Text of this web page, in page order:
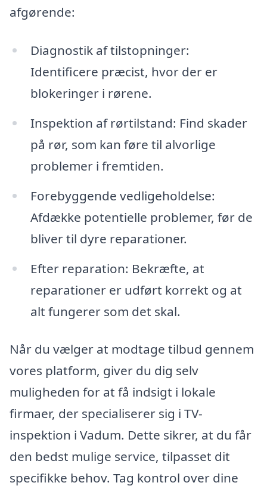
afgørende:
Diagnostik af tilstopninger:
Identificere præcist, hvor der er
blokeringer i rørene.
Inspektion af rørtilstand: Find skader
på rør, som kan føre til alvorlige
problemer i fremtiden.
Forebyggende vedligeholdelse:
Afdække potentielle problemer, før de
bliver til dyre reparationer.
Efter reparation: Bekræfte, at
reparationer er udført korrekt og at
alt fungerer som det skal.
Når du vælger at modtage tilbud gennem
vores platform, giver du dig selv
muligheden for at få indsigt i lokale
firmaer, der specialiserer sig i TV-
inspektion i Vadum. Dette sikrer, at du får
den bedst mulige service, tilpasset dit
specifikke behov. Tag kontrol over dine